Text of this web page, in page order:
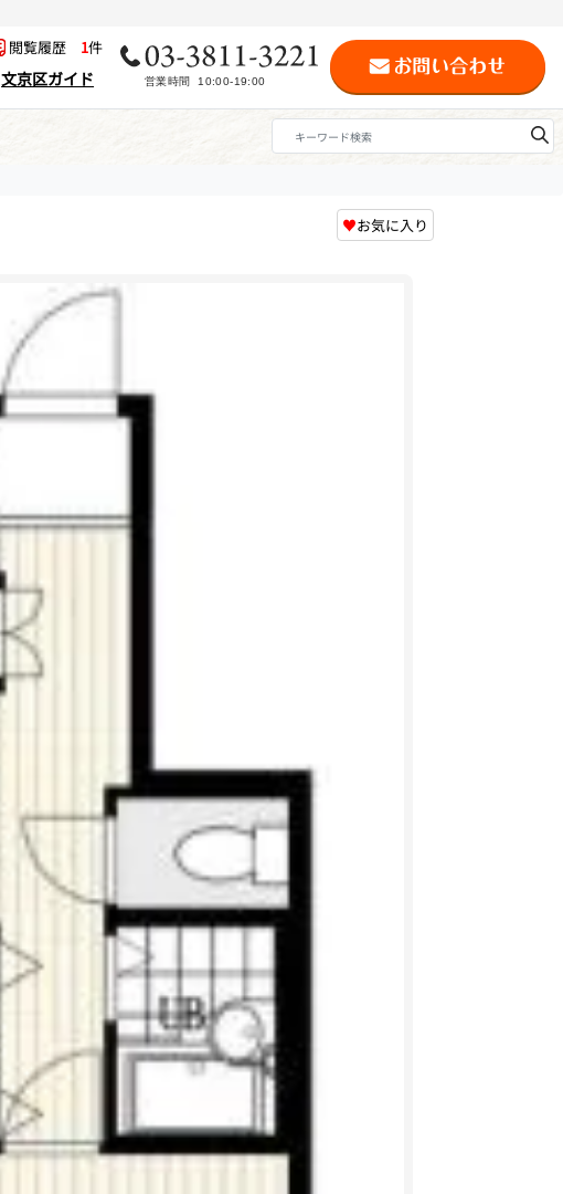
閲覧履歴 1件
文京区ガイド
♥お気に入り